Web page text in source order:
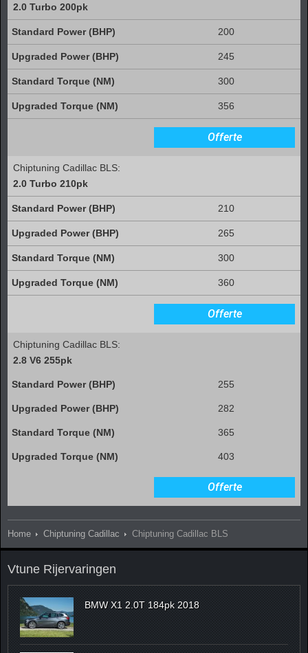
2.0 Turbo 200pk
200
245
300
356
Offerte
Chiptuning Cadillac BLS:
2.0 Turbo 210pk
210
265
300
360
Offerte
Chiptuning Cadillac BLS:
2.8 V6 255pk
255
282
365
403
Offerte
Home Chiptuning Cadillac Chiptuning Cadillac BLS
Vtune Rijervaringen
BMW X1 2.0T 184pk 2018